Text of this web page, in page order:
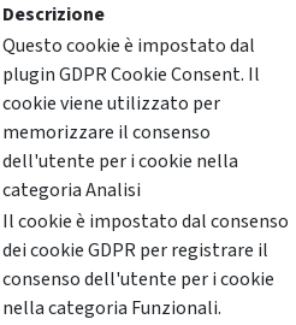
Descrizione
Questo cookie è impostato dal
plugin GDPR Cookie Consent. Il
cookie viene utilizzato per
memorizzare il consenso
dell'utente per i cookie nella
categoria Analisi
Il cookie è impostato dal consenso
dei cookie GDPR per registrare il
consenso dell'utente per i cookie
nella categoria Funzionali.